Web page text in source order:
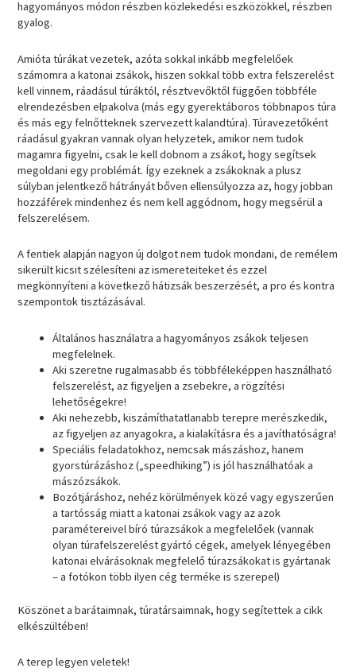
hagyományos módon részben közlekedési eszközökkel, részben
gyalog.
Amióta túrákat vezetek, azóta sokkal inkább megfelelőek
számomra a katonai zsákok, hiszen sokkal több extra felszerelést
kell vinnem, ráadásul túráktól, résztvevőktől függően többféle
elrendezésben elpakolva (más egy gyerektáboros többnapos túra
és más egy felnőtteknek szervezett kalandtúra). Túravezetőként
ráadásul gyakran vannak olyan helyzetek, amikor nem tudok
magamra figyelni, csak le kell dobnom a zsákot, hogy segítsek
megoldani egy problémát. Így ezeknek a zsákoknak a plusz
súlyban jelentkező hátrányát bőven ellensúlyozza az, hogy jobban
hozzáférek mindenhez és nem kell aggódnom, hogy megsérül a
felszerelésem.
A fentiek alapján nagyon új dolgot nem tudok mondani, de remélem
sikerült kicsit szélesíteni az ismereteiteket és ezzel
megkönnyíteni a következő hátizsák beszerzését, a pro és kontra
szempontok tisztázásával.
Általános használatra a hagyományos zsákok teljesen
megfelelnek.
Aki szeretne rugalmasabb és többféleképpen használható
felszerelést, az figyeljen a zsebekre, a rögzítési
lehetőségekre!
Aki nehezebb, kiszámíthatatlanabb terepre merészkedik,
az figyeljen az anyagokra, a kialakításra és a javíthatóságra!
Speciális feladatokhoz, nemcsak mászáshoz, hanem
gyorstúrázáshoz („speedhiking”) is jól használhatóak a
mászózsákok.
Bozótjáráshoz, nehéz körülmények közé vagy egyszerűen
a tartósság miatt a katonai zsákok vagy az azok
paramétereivel bíró túrazsákok a megfelelőek (vannak
olyan túrafelszerelést gyártó cégek, amelyek lényegében
katonai elvárásoknak megfelelő túrazsákokat is gyártanak
– a fotókon több ilyen cég terméke is szerepel)
Köszönet a barátaimnak, túratársaimnak, hogy segítettek a cikk
elkészültében!
A terep legyen veletek!